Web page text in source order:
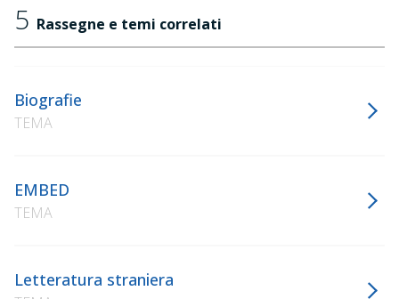
5 Rassegne e temi correlati
Biografie
TEMA
EMBED
TEMA
Letteratura straniera